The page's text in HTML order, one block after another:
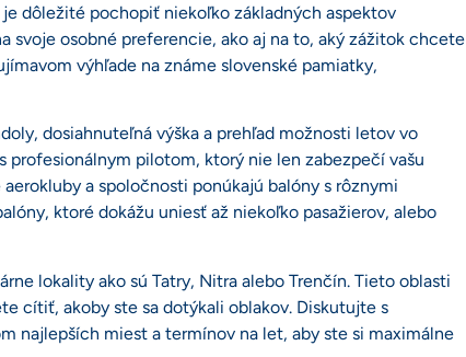
dôležité pochopiť niekoľko základných aspektov
svoje osobné preferencie, ako aj na to, aký zážitok chcete
výhľade na známe slovenské pamiatky,
dosiahnuteľná výška a prehľad možnosti letov vo
profesionálnym pilotom, ktorý nie len zabezpečí vašu
a spoločnosti ponúkajú balóny s rôznymi
ktoré dokážu uniesť až niekoľko pasažierov, alebo
lokality ako sú Tatry, Nitra alebo Trenčín. Tieto oblasti
cítiť, akoby ste sa dotýkali oblakov. Diskutujte s
najlepších miest a termínov na let, aby ste si maximálne